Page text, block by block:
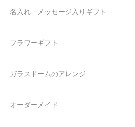
名入れ・メッセージ入りギフト
フラワーギフト
ガラスドームのアレンジ
オーダーメイド